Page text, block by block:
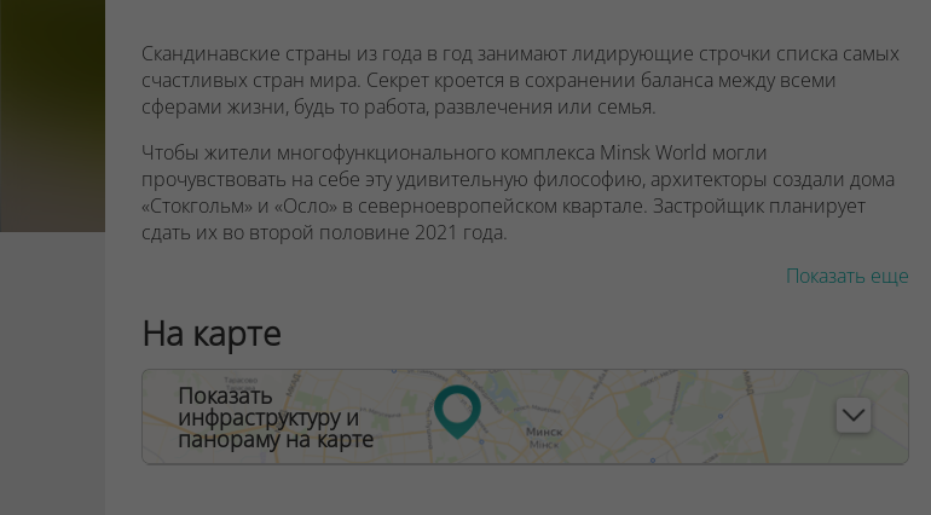
Скандинавские страны из года в год занимают лидирующие строчки списка самых
счастливых стран мира. Секрет кроется в сохранении баланса между всеми
сферами жизни, будь то работа, развлечения или семья.
Чтобы жители многофункционального комплекса Minsk World могли
прочувствовать на себе эту удивительную философию, архитекторы создали дома
«Стокгольм» и «Осло» в северноевропейском квартале. Застройщик планирует
сдать их во второй половине 2021 года.
Квартал «Северная Европа» сочетает в себе комфорт городской жизни и
взрослая поликлиники, будет в пешей доступности, внутри квартала
запроектирован детский сад, игровые и спортивные площадки, зоны отдыха и
выгула домашних животных. Здесь будет много деревьев, кустарников и цветов, а
через дорогу – шикарный парк – «зеленое» сердце проекта.
Парк запроектирован в самом центре комплекса
Показать еще
На карте
Показать
инфраструктуру и
панораму на карте